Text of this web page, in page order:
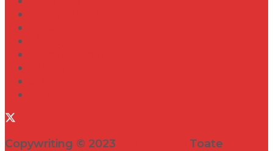
Copywriting © 2023
Toate